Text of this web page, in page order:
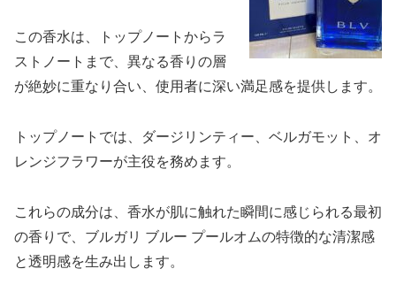
この香水は、トップノートからラ
ストノートまで、異なる香りの層
が絶妙に重なり合い、使用者に深い満足感を提供します。
トップノートでは、ダージリンティー、ベルガモット、オ
レンジフラワーが主役を務めます。
これらの成分は、香水が肌に触れた瞬間に感じられる最初
の香りで、ブルガリ ブルー プールオムの特徴的な清潔感
と透明感を生み出します。